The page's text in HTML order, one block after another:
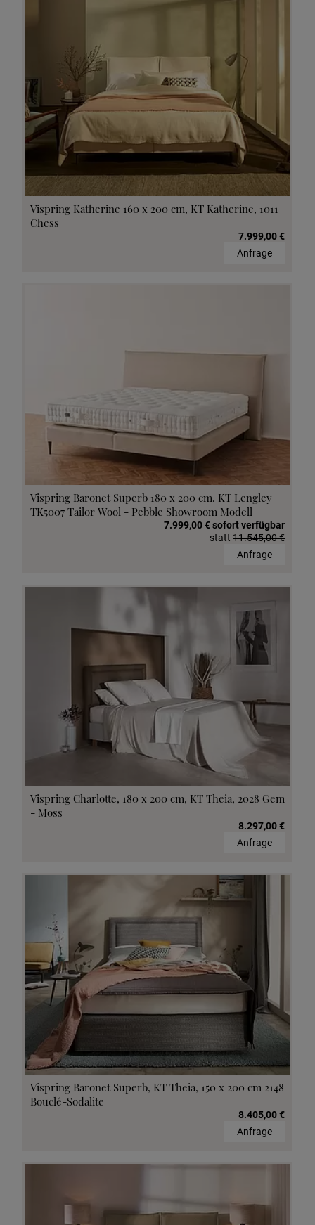
Vispring Katherine 160 x 200 cm, KT Katherine, 1011
Chess
7.999,00 €
Anfrage
Vispring Baronet Superb 180 x 200 cm, KT Lengley
TK5007 Tailor Wool - Pebble Showroom Modell
7.999,00 € sofort verfügbar
statt 11.545,00 €
Anfrage
Vispring Charlotte, 180 x 200 cm, KT Theia, 2028 Gem
- Moss
8.297,00 €
Anfrage
Vispring Baronet Superb, KT Theia, 150 x 200 cm 2148
Bouclé-Sodalite
8.405,00 €
Anfrage